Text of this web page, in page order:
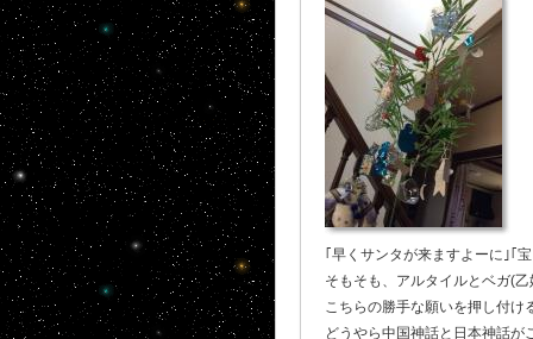
｢早くサンタが来ますよーに｣｢
そもそも、アルタイルとベガ(
こちらの勝手な願いを押し付け
どうやら中国神話と日本神話が